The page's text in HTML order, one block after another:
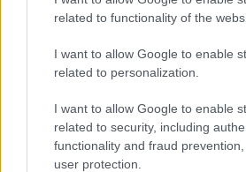
related to functionality of the
I want to allow Google to enable
related to personalization.
I want to allow Google to enable
related to security, including
functionality and fraud
user protection.